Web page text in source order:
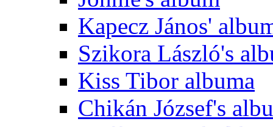
Kapecz János'
Szikora László's
Kiss Tibor albuma
Chikán József's